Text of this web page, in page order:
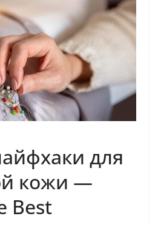
для
кожи —
Best